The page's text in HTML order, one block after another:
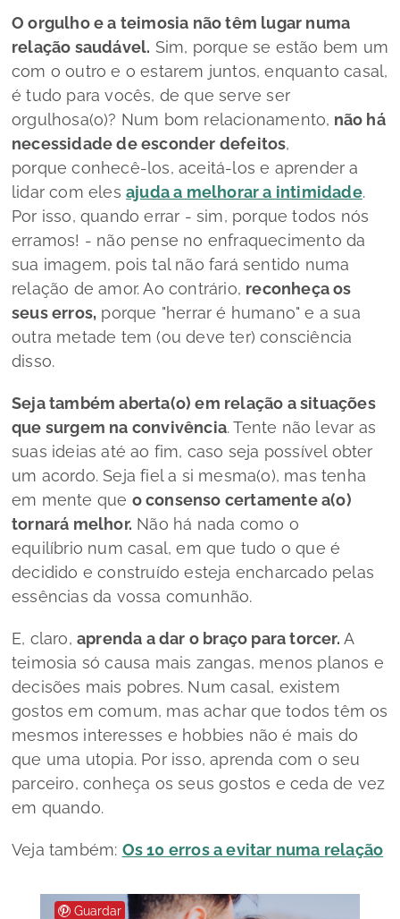
O orgulho e a teimosia não têm lugar numa
relação saudável. Sim, porque se estão bem um
com o outro e o estarem juntos, enquanto casal,
é tudo para vocês, de que serve ser
orgulhosa(o)? Num bom relacionamento, não há
necessidade de esconder defeitos,
porque conhecê-los, aceitá-los e aprender a
lidar com eles ajuda a melhorar a intimidade.
Por isso, quando errar - sim, porque todos nós
erramos! - não pense no enfraquecimento da
sua imagem, pois tal não fará sentido numa
relação de amor. Ao contrário, reconheça os
seus erros, porque "herrar é humano" e a sua
outra metade tem (ou deve ter) consciência
disso.
Seja também aberta(o) em relação a situações
que surgem na convivência. Tente não levar as
suas ideias até ao fim, caso seja possível obter
um acordo. Seja fiel a si mesma(o), mas tenha
em mente que oconsenso certamente a(o)
tornará melhor. Não há nada como o
equilíbrio num casal, em que tudo o que é
decidido e construído esteja encharcado pelas
essências da vossa comunhão.
E, claro, aprenda a dar o braço para torcer. A
teimosia só causa mais zangas, menos planos e
decisões mais pobres. Num casal, existem
gostos em comum, mas achar que todos têm os
mesmos interesses e hobbies não é mais do
que uma utopia. Por isso, aprenda com o seu
parceiro, conheça os seus gostos e ceda de vez
em quando.
Veja também: Os 10 erros a evitar numa relação
Guardar